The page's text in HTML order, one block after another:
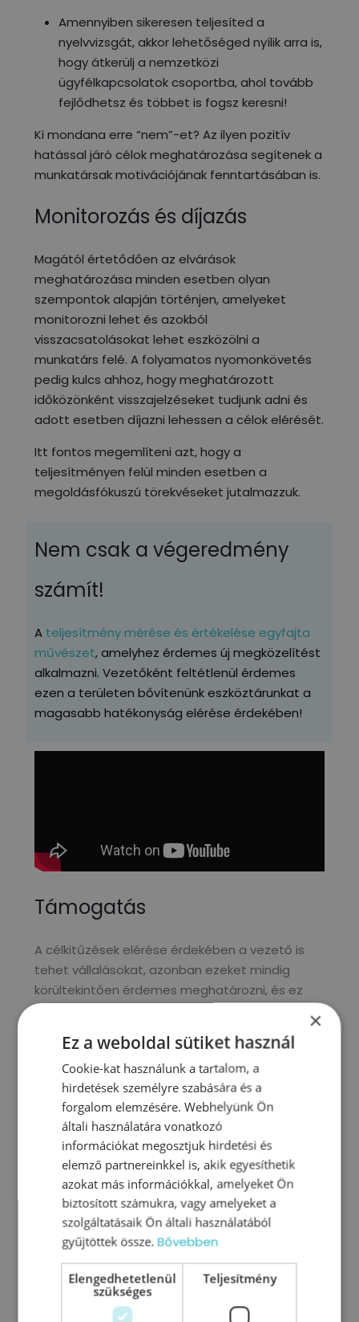
Amennyiben sikeresen teljesíted a
nyelvvizsgát, akkor lehetőséged nyílik arra is,
hogy átkerülj a nemzetközi
ügyfélkapcsolatok csoportba, ahol tovább
fejlődhetsz és többet is fogsz keresni!
Ki mondana erre “nem”-et? Az ilyen pozitív
hatással járó célok meghatározása segítenek a
munkatársak motivációjának fenntartásában is.
Monitorozás és díjazás
Magától értetődően az elvárások
meghatározása minden esetben olyan
szempontok alapján történjen, amelyeket
monitorozni lehet és azokból
visszacsatolásokat lehet eszközölni a
munkatárs felé. A folyamatos nyomonkövetés
pedig kulcs ahhoz, hogy meghatározott
időközönként visszajelzéseket tudjunk adni és
adott esetben díjazni lehessen a célok elérését.
Itt fontos megemlíteni azt, hogy a
teljesítményen felül minden esetben a
megoldásfókuszú törekvéseket jutalmazzuk.
Nem csak a végeredmény
számít!
A teljesítmény mérése és értékelése egyfajta
művészet, amelyhez érdemes új megközelítést
alkalmazni. Vezetőként feltétlenül érdemes
ezen a területen bővítenünk eszköztárunkat a
magasabb hatékonyság elérése érdekében!
Támogatás
A célkitűzések elérése érdekében a vezető is
tehet vállalásokat, azonban ezeket mindig
körültekintően érdemes meghatározni, és ez
semmiképpen ne vonatkozzon a feladat
elvégzésére. A támogatásra jó példa lehet egy
olyan újabb cél meghatározása, amely nagy
hatással jár viszonylag alacsony erőbefektetés
mellett és egyúttal segít a beosztottat
“mozgásban tartani” a fejlődésében.
Érjük el közösen a célt!
Az elvárásprofil kialakításához, a célok
meghatározásához, a beosztottak
motiválásához és az üzleti siker eléréséhez
minden vezetőnek átfogó eszköztárral kell
rendelkeznie. Bővítsd Te is tudásodat és ismerd
meg a TeamGuide vezetőknek szóló
tudásanyagait!
×
Ez a weboldal sütiket használ
Cookie-kat használunk a tartalom, a
hirdetések személyre szabására és a
forgalom elemzésére. Webhelyünk Ön
általi használatára vonatkozó
információkat megosztjuk hirdetési és
elemző partnereinkkel is, akik egyesíthetik
azokat más információkkal, amelyeket Ön
biztosított számukra, vagy amelyeket a
szolgáltatásaik Ön általi használatából
gyűjtöttek össze.Bővebben
Elengedhetetlenül
szükséges
Teljesítmény